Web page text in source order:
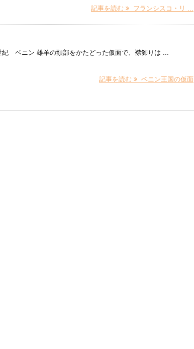
記事を読む フランシスコ・リ ...
ベニン 雄羊の頸部をかたどった仮面で、襟飾りは ...
記事を読む ベニン王国の仮面